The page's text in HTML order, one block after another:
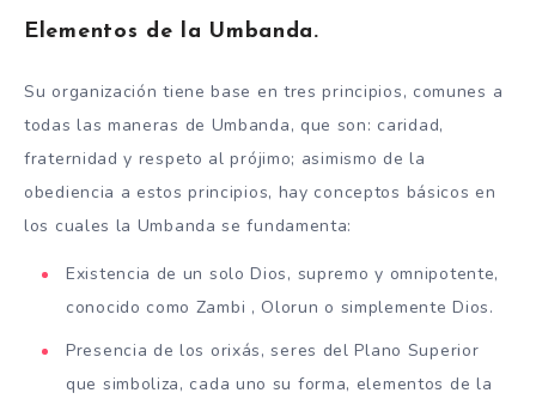
Elementos de la Umbanda.
Su organización tiene base en tres principios, comunes a
todas las maneras de Umbanda, que son: caridad,
fraternidad y respeto al prójimo; asimismo de la
obediencia a estos principios, hay conceptos básicos en
los cuales la Umbanda se fundamenta:
Existencia de un solo Dios, supremo y omnipotente,
conocido como Zambi , Olorun o simplemente Dios.
Presencia de los orixás, seres del Plano Superior
que simboliza, cada uno su forma, elementos de la